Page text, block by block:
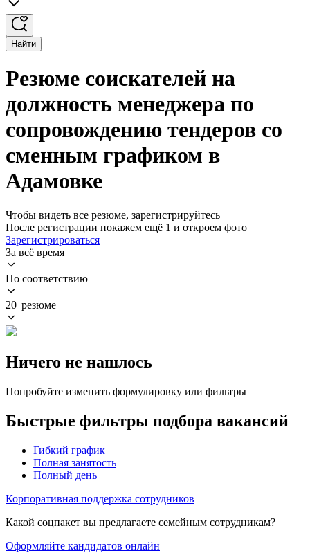
Найти
Резюме соискателей на
должность менеджера по
сопровождению тендеров со
сменным графиком в
Адамовке
Чтобы видеть все резюме, зарегистрируйтесь
После регистрации покажем ещё 1 и откроем фото
Зарегистрироваться
За всё время
По соответствию
20 резюме
Ничего не нашлось
Попробуйте изменить формулировку или фильтры
Быстрые фильтры подбора вакансий
Гибкий график
Полная занятость
Полный день
Корпоративная поддержка сотрудников
Какой соцпакет вы предлагаете семейным сотрудникам?
Оформляйте кандидатов онлайн